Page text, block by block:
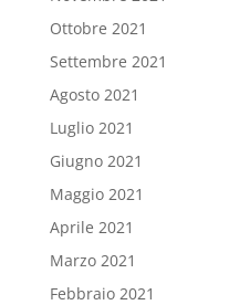
Ottobre 2021
Settembre 2021
Agosto 2021
Luglio 2021
Giugno 2021
Maggio 2021
Aprile 2021
Marzo 2021
Febbraio 2021